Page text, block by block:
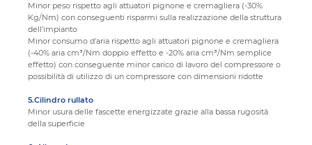
Minor peso rispetto agli attuatori pignone e cremagliera (-30%
Kg/Nm) con conseguenti risparmi sulla realizzazione della struttura
dell'impianto
Minor consumo d'aria rispetto agli attuatori pignone e cremagliera
(-40% aria cm³/Nm doppio effetto e -20% aria cm³/Nm semplice
effetto) con conseguente minor carico di lavoro del compressore o
possibilità di utilizzo di un compressore con dimensioni ridotte
5.Cilindro rullato
Minor usura delle fascette energizzate grazie alla bassa rugosità
della superficie